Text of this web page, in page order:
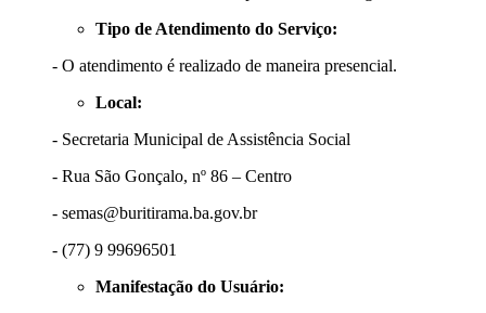
Tipo de Atendimento do Serviço:
- O atendimento é realizado de maneira presencial.
Local:
- Secretaria Municipal de Assistência Social
- Rua São Gonçalo, nº 86 – Centro
- semas@buritirama.ba.gov.br
- (77) 9 99696501
Manifestação do Usuário: